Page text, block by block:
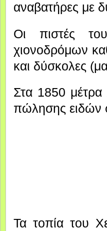
αναβατήρες με
Οι πιστές
χιονοδρόμων
και δύσκολες
Στα 1850 μέτρα
πώλησης ειδών
Τα τοπία του